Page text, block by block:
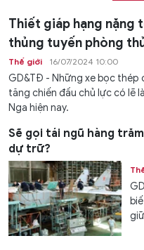
Thiết giáp hạng nặng
thủng tuyến phòng
Thế giới 16/07/2024 10:00
GD&TĐ - Những xe bọc thép
tăng chiến đấu chủ lực có lẽ
Nga hiện nay.
Sẽ gọi tái ngũ hàng
dự trữ?